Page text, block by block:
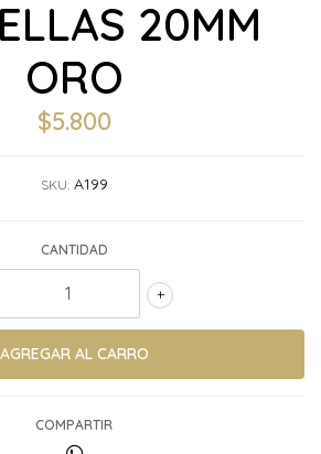
20MM
ORO
$5.800
SKU: A199
CANTIDAD
+
COMPARTIR